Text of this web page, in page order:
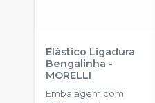
Elástico Ligadura
Bengalinha -
MORELLI
Embalagem com